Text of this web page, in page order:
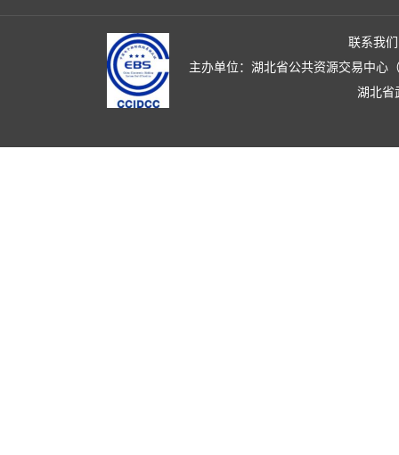
联系我们
主办单位：湖北省公共资源交易中心
湖北省